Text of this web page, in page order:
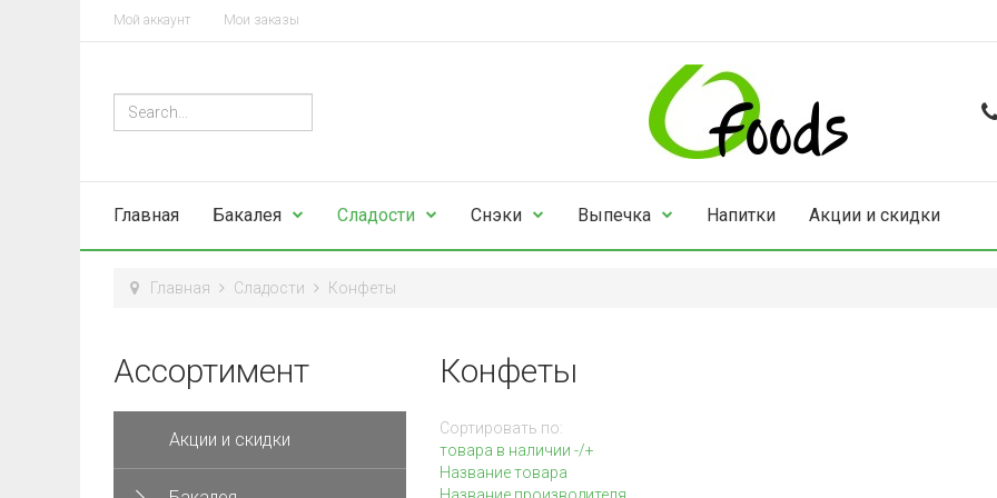
Мой аккаунт Мои заказы
Главная Бакалея Сладости Снэки Выпечка Напитки Акции и скидки
Главная Сладости Конфеты
Конфеты
Сортировать по:
товара в наличии -/+
Название товара
Ассортимент
Акции и скидки